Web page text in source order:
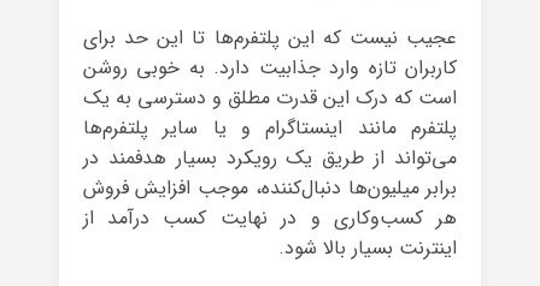
عجیب نیست که این پلتفرم‌ها تا این حد برای
کاربران تازه وارد جذابیت دارد. به خوبی روشن
است که درک این قدرت مطلق و دسترسی به یک
پلتفرم مانند اینستاگرام و یا سایر پلتفرم‌ها
می‌تواند از طریق یک رویکرد بسیار هدفمند در
برابر میلیون‌ها دنبال‌کننده، موجب افزایش فروش
هر کسب‌وکاری و در نهایت کسب درآمد از
اینترنت بسیار بالا شود.